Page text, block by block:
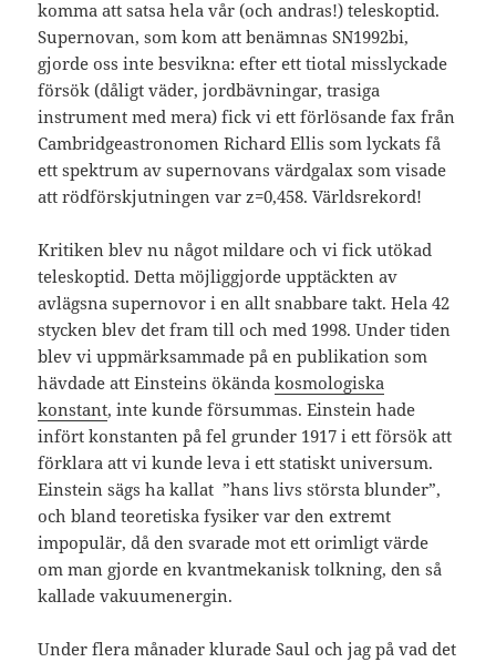
komma att satsa hela vår (och andras!) teleskoptid.
Supernovan, som kom att benämnas SN1992bi,
gjorde oss inte besvikna: efter ett tiotal misslyckade
försök (dåligt väder, jordbävningar, trasiga
instrument med mera) fick vi ett förlösande fax från
Cambridgeastronomen Richard Ellis som lyckats få
ett spektrum av supernovans värdgalax som visade
att rödförskjutningen var z=0,458. Världsrekord!
Kritiken blev nu något mildare och vi fick utökad
teleskoptid. Detta möjliggjorde upptäckten av
avlägsna supernovor i en allt snabbare takt. Hela 42
stycken blev det fram till och med 1998. Under tiden
blev vi uppmärksammade på en publikation som
hävdade att Einsteins ökändakosmologiska
konstant, inte kunde försummas. Einstein hade
infört konstanten på fel grunder 1917 i ett försök att
förklara att vi kunde leva i ett statiskt universum.
Einstein sägs ha kallat ”hans livs största blunder”,
och bland teoretiska fysiker var den extremt
impopulär, då den svarade mot ett orimligt värde
om man gjorde en kvantmekanisk tolkning, den så
kallade vakuumenergin.
Under flera månader klurade Saul och jag på vad det